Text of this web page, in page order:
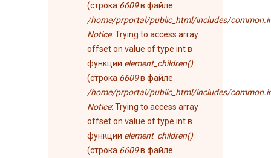
(строка 6609в файле
/home/prportal/public_html/includes/
Notice: Trying to access array
offset on value of type int в
функции element_children()
(строка 6609в файле
/home/prportal/public_html/includes/
Notice: Trying to access array
offset on value of type int в
функции element_children()
(строка 6609в файле